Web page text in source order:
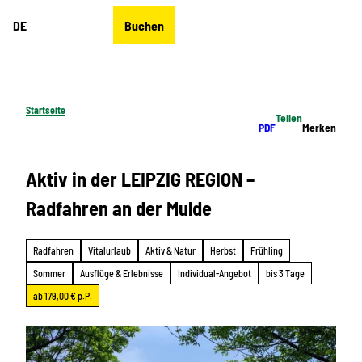
DE Buchen
Startseite
PDF
Teilen
Merken
Aktiv in der LEIPZIG REGION –
Radfahren an der Mulde
Radfahren Vitalurlaub Aktiv & Natur Herbst
Frühling
Sommer
Ausflüge & Erlebnisse Individual-Angebot
bis 3 Tage
ab 179,00 € p.P.